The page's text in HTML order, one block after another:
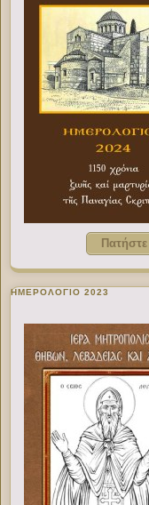
ΗΜΕΡΟΛΟΓΙΟ 2023